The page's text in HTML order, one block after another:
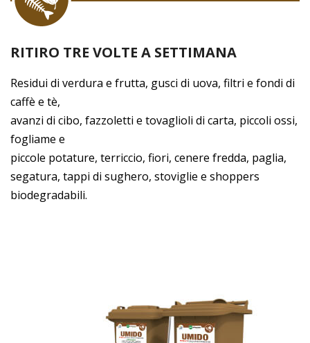
RITIRO TRE VOLTE A SETTIMANA
Residui di verdura e frutta, gusci di uova, filtri e fondi di
caffè e tè,
avanzi di cibo, fazzoletti e tovaglioli di carta, piccoli ossi,
fogliame e
piccole potature, terriccio, fiori, cenere fredda, paglia,
segatura, tappi di sughero, stoviglie e shoppers
biodegradabili.